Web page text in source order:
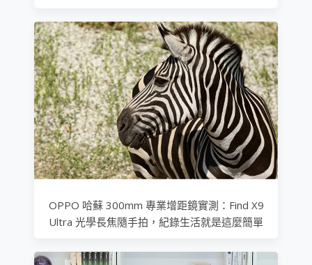
OPPO 哈蘇 300mm 專業增距鏡實測：Find X9
Ultra 光學長焦隨手拍，紀錄生活就是這麼簡單